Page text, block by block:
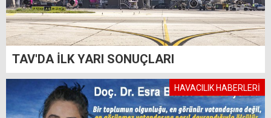
TAV'DA İLK YARI SONUÇLARI
HAVACILIK HABERLERİ